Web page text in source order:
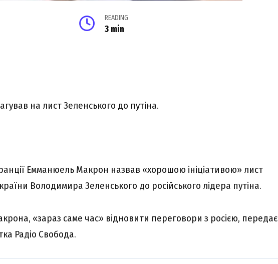
READING
3 min
на лист Зелeнського до пyтiна.
Емманюель Макрон назвав «хорошою ініціативою» лист
Володимира Зеленського до російського лідера путіна.
«зараз саме час» відновити переговори з росією, передає
Радіо Свобода.